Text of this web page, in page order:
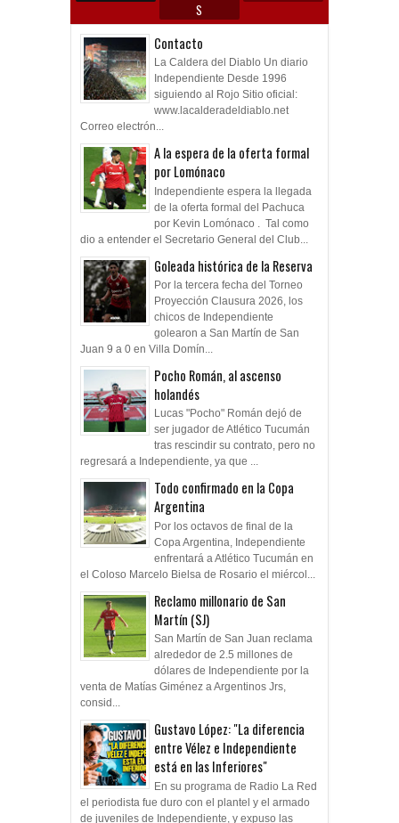
Contacto
La Caldera del Diablo Un diario
Independiente Desde 1996
siguiendo al Rojo Sitio oficial:
www.lacalderadeldiablo.net
Correo electrón...
A la espera de la oferta formal
por Lomónaco
Independiente espera la llegada
de la oferta formal del Pachuca
por Kevin Lomónaco . Tal como
dio a entender el Secretario General del Club...
Goleada histórica de la Reserva
Por la tercera fecha del Torneo
Proyección Clausura 2026, los
chicos de Independiente
golearon a San Martín de San
Juan 9 a 0 en Villa Domín...
Pocho Román, al ascenso
holandés
Lucas "Pocho" Román dejó de
ser jugador de Atlético Tucumán
tras rescindir su contrato, pero no
regresará a Independiente, ya que ...
Todo confirmado en la Copa
Argentina
Por los octavos de final de la
Copa Argentina, Independiente
enfrentará a Atlético Tucumán en
el Coloso Marcelo Bielsa de Rosario el miércol...
Reclamo millonario de San
Martín (SJ)
San Martín de San Juan reclama
alrededor de 2.5 millones de
dólares de Independiente por la
venta de Matías Giménez a Argentinos Jrs,
consid...
entre Vélez e Independiente
está en las Inferiores"
En su programa de Radio La Red
el periodista fue duro con el plantel y el armado
de juveniles de Independiente, y expuso las
últimas ventas ...